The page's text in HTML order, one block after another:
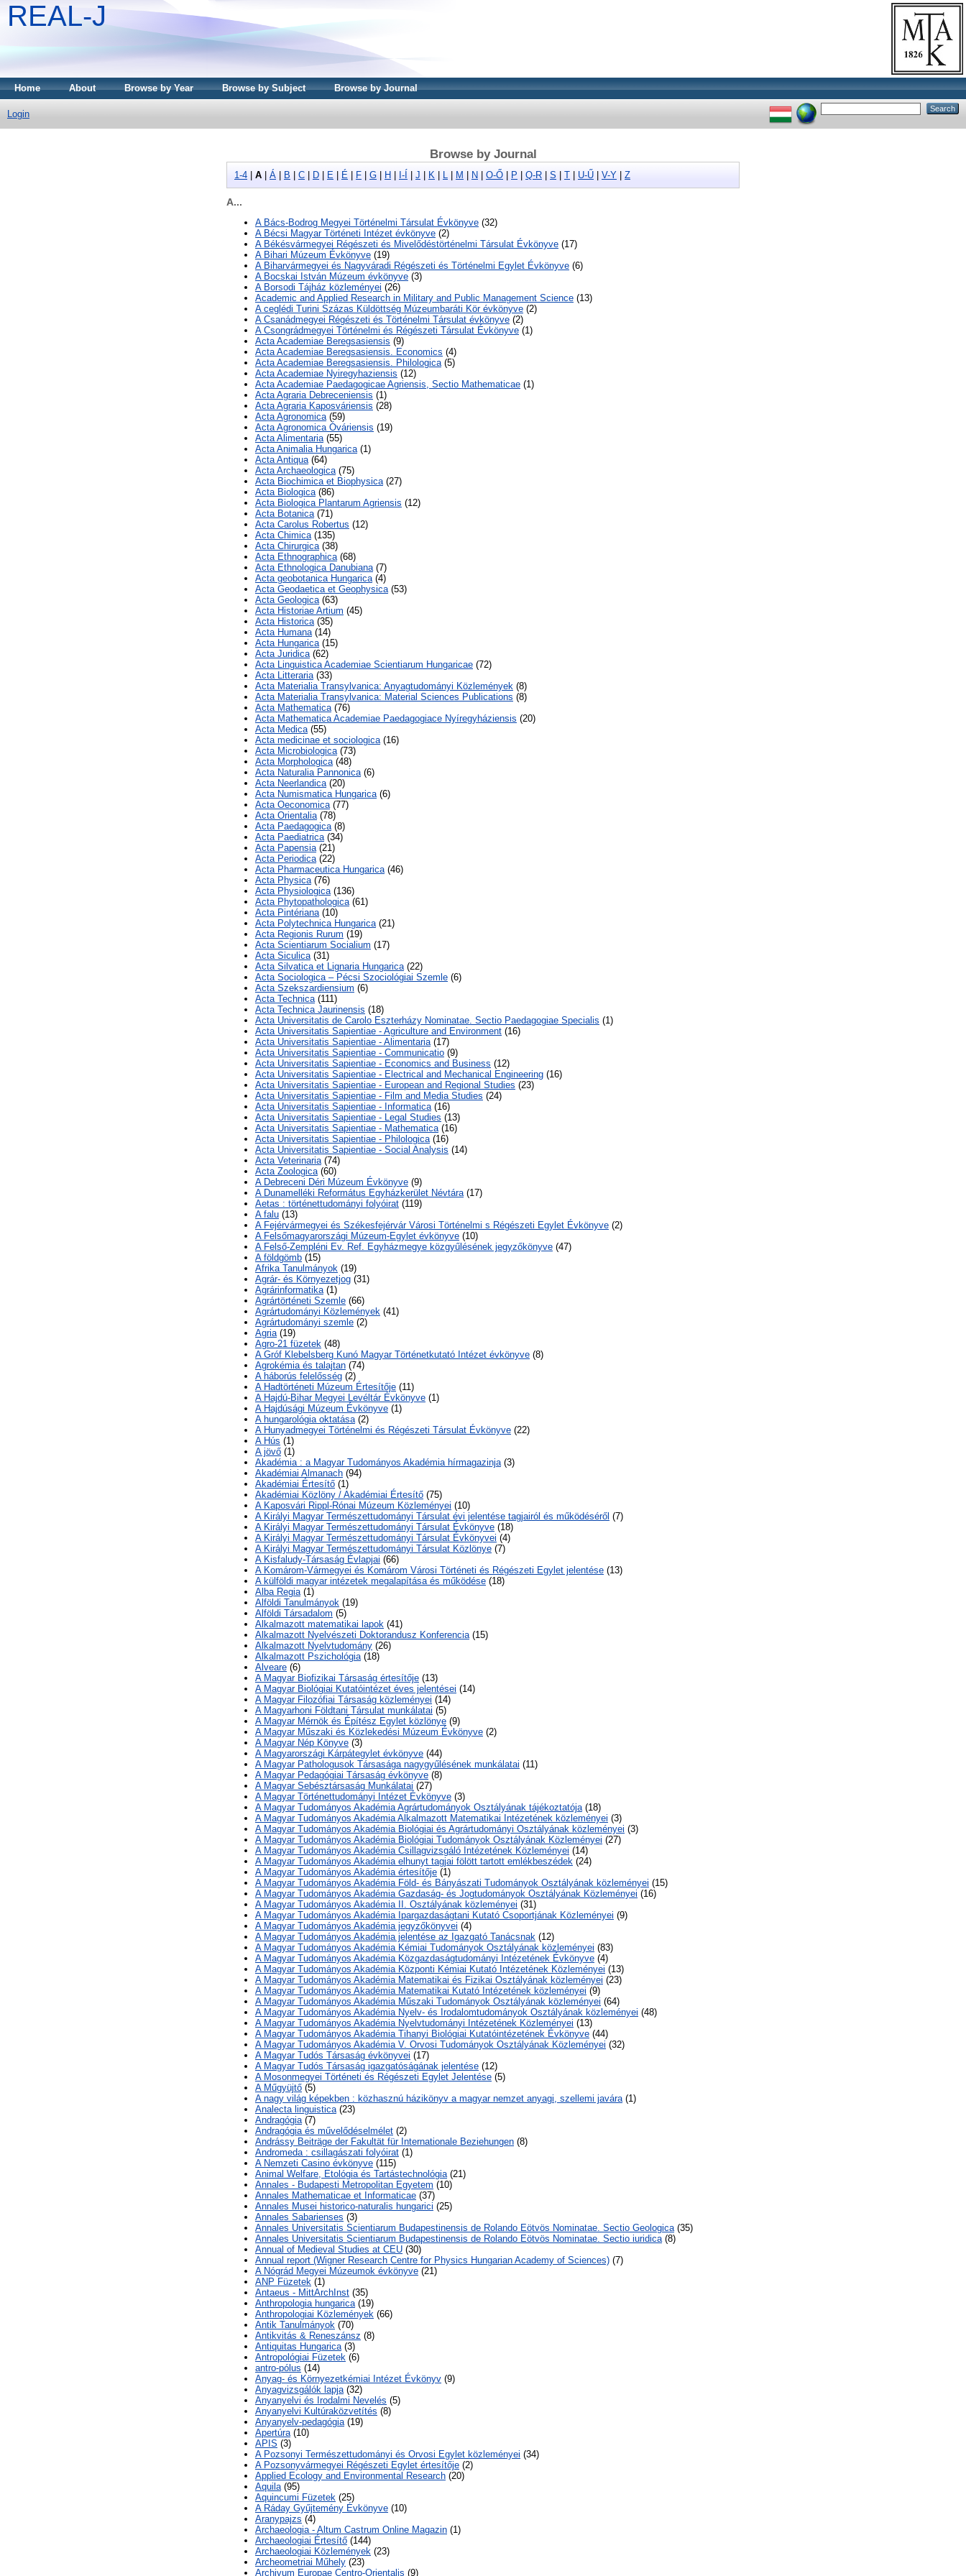
REAL-J
Home About Browse by Year Browse by Subject Browse by Journal
Login
Browse by Journal
1-4 A Á B C D E É F G H I-Í J K M N O-Ő P Q-R S T U-Ű V-Y Z
A...
A Bács-Bodrog Megyei Történelmi Társulat Évkönyve (32)
A Bécsi Magyar Történeti Intézet évkönyve (2)
A Békésvármegyei Régészeti és Mivelődéstörténelmi Társulat Évkönyve (17)
A Bihari Múzeum Évkönyve (19)
A Biharvármegyei és Nagyváradi Régészeti és Történelmi Egylet Évkönyve (6)
A Bocskai István Múzeum évkönyve (3)
A Borsodi Tájház közleményei (26)
Academic and Applied Research in Military and Public Management Science (13)
A ceglédi Turini Százas Küldöttség Múzeumbaráti Kör évkönyve (2)
A Csanádmegyei Régészeti és Történelmi Társulat évkönyve (2)
A Csongrádmegyei Történelmi és Régészeti Társulat Évkönyve (1)
Acta Academiae Beregsasiensis (9)
Acta Academiae Beregsasiensis. Economics (4)
Acta Academiae Beregsasiensis. Philologica(5)
Acta Academiae Nyiregyhaziensis (12)
Acta Academiae Paedagogicae Agriensis, Sectio Mathematicae (1)
Acta Agraria Debreceniensis (1)
Acta Agraria Kaposváriensis (28)
Acta Agronomica(59)
Acta Agronomica Óváriensis (19)
Acta Alimentaria(55)
Acta Animalia Hungarica(1)
Acta Antiqua(64)
Acta Archaeologica(75)
Acta Biochimica et Biophysica(27)
Acta Biologica(86)
Acta Biologica Plantarum Agriensis (12)
Acta Botanica(71)
Acta Carolus Robertus (12)
Acta Chimica(135)
Acta Chirurgica(38)
Acta Ethnographica(68)
Acta Ethnologica Danubiana(7)
Acta geobotanica Hungarica(4)
Acta Geodaetica et Geophysica(53)
Acta Geologica(63)
Acta Historiae Artium (45)
Acta Historica(35)
Acta Humana(14)
Acta Hungarica(15)
Acta Juridica(62)
Acta Linguistica Academiae Scientiarum Hungaricae (72)
Acta Litteraria(33)
Acta Materialia Transylvanica: Anyagtudományi Közlemények (8)
Acta Materialia Transylvanica: Material Sciences Publications (8)
Acta Mathematica(76)
Acta Mathematica Academiae Paedagogiace Nyíregyháziensis (20)
Acta Medica(55)
Acta medicinae et sociologica(16)
Acta Microbiologica(73)
Acta Morphologica(48)
Acta Naturalia Pannonica(6)
Acta Neerlandica(20)
Acta Numismatica Hungarica(6)
Acta Oeconomica(77)
Acta Orientalia(78)
Acta Paedagogica(8)
Acta Paediatrica(34)
Acta Papensia(21)
Acta Periodica(22)
Acta Pharmaceutica Hungarica(46)
Acta Physica(76)
Acta Physiologica(136)
Acta Phytopathologica(61)
Acta Pintériana(10)
Acta Polytechnica Hungarica(21)
Acta Regionis Rurum (19)
Acta Scientiarum Socialium (17)
Acta Siculica(31)
Acta Silvatica et Lignaria Hungarica(22)
Acta Sociologica – Pécsi Szociológiai Szemle (6)
Acta Szekszardiensium (6)
Acta Technica(111)
Acta Technica Jaurinensis (18)
Acta Universitatis de Carolo Eszterházy Nominatae. Sectio Paedagogiae Specialis (1)
Acta Universitatis Sapientiae - Agriculture and Environment (16)
Acta Universitatis Sapientiae - Alimentaria(17)
Acta Universitatis Sapientiae - Communicatio (9)
Acta Universitatis Sapientiae - Economics and Business (12)
Acta Universitatis Sapientiae - Electrical and Mechanical Engineering (16)
Acta Universitatis Sapientiae - European and Regional Studies (23)
Acta Universitatis Sapientiae - Film and Media Studies (24)
Acta Universitatis Sapientiae - Informatica(16)
Acta Universitatis Sapientiae - Legal Studies (13)
Acta Universitatis Sapientiae - Mathematica(16)
Acta Universitatis Sapientiae - Philologica(16)
Acta Universitatis Sapientiae - Social Analysis (14)
Acta Veterinaria(74)
Acta Zoologica(60)
A Debreceni Déri Múzeum Évkönyve (9)
A Dunamelléki Református Egyházkerület Névtára(17)
Aetas : történettudományi folyóirat (119)
A falu (13)
A Fejérvármegyei és Székesfejérvár Városi Történelmi s Régészeti Egylet Évkönyve (2)
A Felsőmagyarországi Múzeum-Egylet évkönyve (10)
A Felső-Zempléni Ev. Ref. Egyházmegye közgyűlésének jegyzőkönyve (47)
A földgömb (15)
Afrika Tanulmányok (19)
Agrár- és Környezetjog (31)
Agrárinformatika(1)
Agrártörténeti Szemle (66)
Agrártudományi Közlemények (41)
Agrártudományi szemle (2)
Agria(19)
Agro-21 füzetek (48)
A Gróf Klebelsberg Kunó Magyar Történetkutató Intézet évkönyve (8)
Agrokémia és talajtan (74)
A háborús felelősség (2)
A Hadtörténeti Múzeum Értesítője (11)
A Hajdú-Bihar Megyei Levéltár Évkönyve (1)
A Hajdúsági Múzeum Évkönyve (1)
A hungarológia oktatása(2)
A Hunyadmegyei Történelmi és Régészeti Társulat Évkönyve (22)
A Hús (1)
A jövő (1)
Akadémia : a Magyar Tudományos Akadémia hírmagazinja(3)
Akadémiai Almanach (94)
Akadémiai Értesítő (1)
Akadémiai Közlöny / Akadémiai Értesítő (75)
A Kaposvári Rippl-Rónai Múzeum Közleményei (10)
A Királyi Magyar Természettudományi Társulat évi jelentése tagjairól és működéséről (7)
A Királyi Magyar Természettudományi Társulat Évkönyve (18)
A Királyi Magyar Természettudományi Társulat Évkönyvei (4)
A Királyi Magyar Természettudományi Társulat Közlönye (7)
A Kisfaludy-Társaság Évlapjai (66)
A Komárom-Vármegyei és Komárom Városi Történeti és Régészeti Egylet jelentése (13)
A külföldi magyar intézetek megalapítása és működése (18)
Alba Regia(1)
Alföldi Tanulmányok (19)
Alföldi Társadalom (5)
Alkalmazott matematikai lapok (41)
Alkalmazott Nyelvészeti Doktorandusz Konferencia(15)
Alkalmazott Nyelvtudomány (26)
Alkalmazott Pszichológia(18)
Alveare (6)
A Magyar Biofizikai Társaság értesítője (13)
A Magyar Biológiai Kutatóintézet éves jelentései (14)
A Magyar Filozófiai Társaság közleményei (14)
A Magyarhoni Földtani Társulat munkálatai (5)
A Magyar Mérnök és Építész Egylet közlönye (9)
A Magyar Műszaki és Közlekedési Múzeum Évkönyve (2)
A Magyar Nép Könyve (3)
A Magyarországi Kárpátegylet évkönyve (44)
A Magyar Pathologusok Társasága nagygyűlésének munkálatai (11)
A Magyar Pedagógiai Társaság évkönyve (8)
A Magyar Sebésztársaság Munkálatai (27)
A Magyar Történettudományi Intézet Évkönyve (3)
A Magyar Tudományos Akadémia Agrártudományok Osztályának tájékoztatója(18)
A Magyar Tudományos Akadémia Alkalmazott Matematikai Intézetének közleményei (3)
A Magyar Tudományos Akadémia Biológiai és Agrártudományi Osztályának közleményei (3)
A Magyar Tudományos Akadémia Biológiai Tudományok Osztályának Közleményei (27)
A Magyar Tudományos Akadémia Csillagvizsgáló Intézetének Közleményei (14)
A Magyar Tudományos Akadémia elhunyt tagjai fölött tartott emlékbeszédek (24)
A Magyar Tudományos Akadémia értesítője (1)
A Magyar Tudományos Akadémia Föld- és Bányászati Tudományok Osztályának közleményei (15)
A Magyar Tudományos Akadémia Gazdaság- és Jogtudományok Osztályának Közleményei (16)
A Magyar Tudományos Akadémia II. Osztályának közleményei (31)
A Magyar Tudományos Akadémia Ipargazdaságtani Kutató Csoportjának Közleményei (9)
A Magyar Tudományos Akadémia jegyzőkönyvei (4)
A Magyar Tudományos Akadémia jelentése az Igazgató Tanácsnak (12)
A Magyar Tudományos Akadémia Kémiai Tudományok Osztályának közleményei (83)
A Magyar Tudományos Akadémia Közgazdaságtudományi Intézetének Évkönyve (4)
A Magyar Tudományos Akadémia Központi Kémiai Kutató Intézetének Közleményei (13)
A Magyar Tudományos Akadémia Matematikai és Fizikai Osztályának közleményei (23)
A Magyar Tudományos Akadémia Matematikai Kutató Intézetének közleményei (9)
A Magyar Tudományos Akadémia Műszaki Tudományok Osztályának közleményei (64)
A Magyar Tudományos Akadémia Nyelv- és Irodalomtudományok Osztályának közleményei (48)
A Magyar Tudományos Akadémia Nyelvtudományi Intézetének Közleményei (13)
A Magyar Tudományos Akadémia Tihanyi Biológiai Kutatóintézetének Évkönyve (44)
A Magyar Tudományos Akadémia V. Orvosi Tudományok Osztályának Közleményei (32)
A Magyar Tudós Társaság évkönyvei (17)
A Magyar Tudós Társaság igazgatóságának jelentése (12)
A Mosonmegyei Történeti és Régészeti Egylet Jelentése (5)
A Műgyüjtő (5)
A nagy világ képekben : közhasznú házikönyv a magyar nemzet anyagi, szellemi javára(1)
Analecta linguistica(23)
Andragógia(7)
Andragógia és művelődéselmélet (2)
Andrássy Beiträge der Fakultät für Internationale Beziehungen (8)
Andromeda : csillagászati folyóirat (1)
A Nemzeti Casino évkönyve (115)
Animal Welfare, Etológia és Tartástechnológia(21)
Annales - Budapesti Metropolitan Egyetem (10)
Annales Mathematicae et Informaticae (37)
Annales Musei historico-naturalis hungarici (25)
Annales Sabarienses (3)
Annales Universitatis Scientiarum Budapestinensis de Rolando Eötvös Nominatae. Sectio Geologica(35)
Annales Universitatis Scientiarum Budapestinensis de Rolando Eötvös Nominatae. Sectio iuridica(8)
Annual of Medieval Studies at CEU (30)
Annual report (Wigner Research Centre for Physics Hungarian Academy of Sciences) (7)
A Nógrád Megyei Múzeumok évkönyve (21)
ANP Füzetek (1)
Antaeus - MittArchInst (35)
Anthropologia hungarica(19)
Anthropologiai Közlemények (66)
Antik Tanulmányok (70)
Antikvitás & Reneszánsz (8)
Antiquitas Hungarica(3)
Antropológiai Füzetek (6)
antro-pólus (14)
Anyag- és Környezetkémiai Intézet Évkönyv (9)
Anyagvizsgálók lapja(32)
Anyanyelvi és Irodalmi Nevelés (5)
Anyanyelvi Kultúraközvetítés (8)
Anyanyelv-pedagógia(19)
Apertúra(10)
APIS (3)
A Pozsonyi Természettudományi és Orvosi Egylet közleményei (34)
A Pozsonyvármegyei Régészeti Egylet értesítője (2)
Applied Ecology and Environmental Research (20)
Aquila(95)
Aquincumi Füzetek (25)
A Ráday Gyűjtemény Évkönyve (10)
Aranypajzs (4)
Archaeologia - Altum Castrum Online Magazin (1)
Archaeologiai Értesítő (144)
Archaeologiai Közlemények (23)
Archeometriai Műhely (23)
Archivum Europae Centro-Orientalis (9)